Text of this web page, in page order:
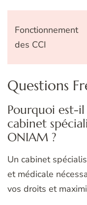
Fonctionnement
des CCI
Questions
Pourquoi est-
cabinet
ONIAM ?
Un cabinet
et médicale
vos droits et